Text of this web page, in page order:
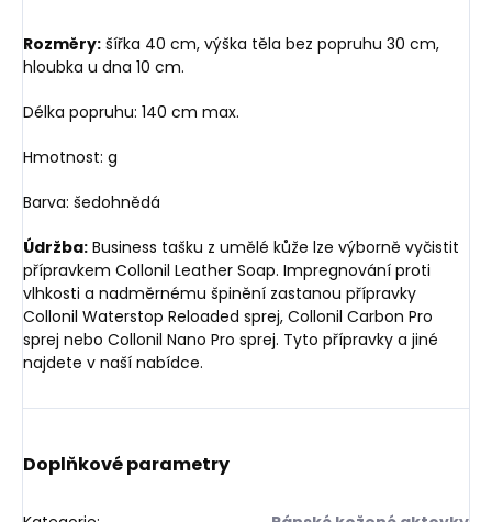
Rozměry: šířka 40 cm, výška těla bez popruhu 30 cm,
hloubka u dna 10 cm.
Délka popruhu: 140 cm max.
Hmotnost: g
Barva: šedohnědá
Údržba: Business tašku z umělé kůže lze výborně vyčistit
přípravkem Collonil Leather Soap. Impregnování proti
vlhkosti a nadměrnému špinění zastanou přípravky
Collonil Waterstop Reloaded sprej, Collonil Carbon Pro
sprej nebo Collonil Nano Pro sprej. Tyto přípravky a jiné
najdete v naší nabídce.
Doplňkové parametry